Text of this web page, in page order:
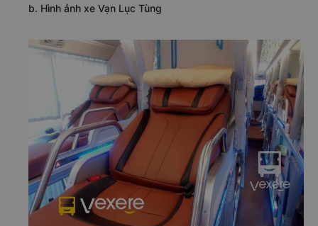
b. Hình ảnh xe Vạn Lục Tùng